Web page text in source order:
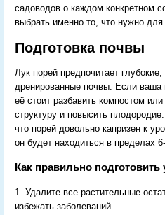
садоводов о каждом конкретном
выбрать именно то, что нужно для
Подготовка почвы
Лук порей предпочитает
дренированные почвы. Если ваша
её стоит разбавить компостом
структуру и повысить
что порей довольно капризен к
он будет находиться в пределах
Как правильно подготовить
1. Удалите все растительные
избежать заболеваний.